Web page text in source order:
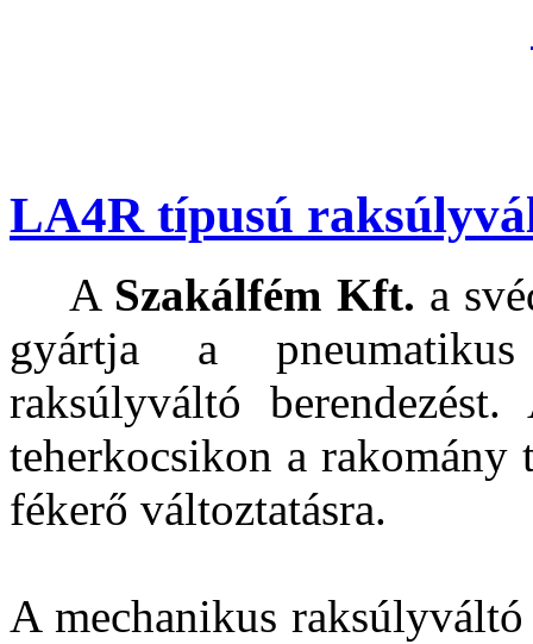
LA4R típusú
A Szakálfém Kft. a
gyártja a
raksúlyváltó
teherkocsikon a rakomány
fékerő változtatásra.
A mechanikus